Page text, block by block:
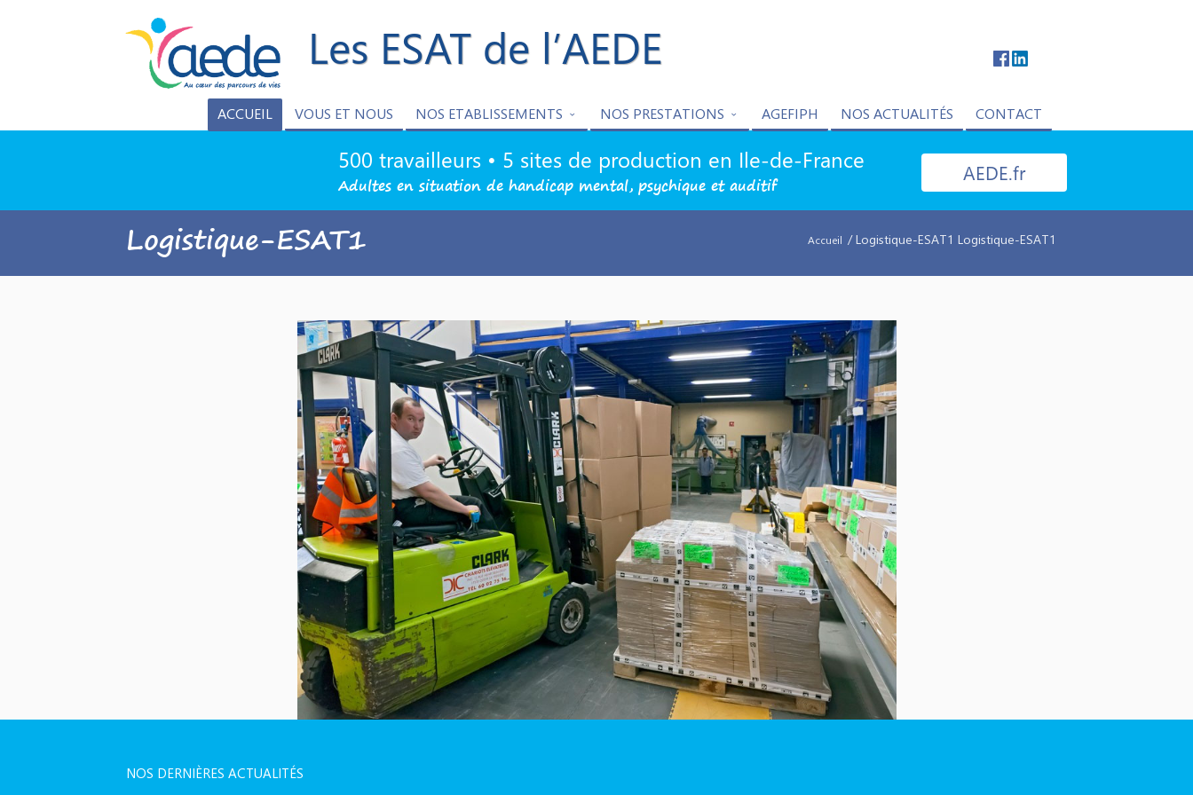
Les ESAT de l’AEDE
ACCUEIL VOUS ET NOUS NOS ETABLISSEMENTS NOS PRESTATIONS AGEFIPH NOS ACTUALITÉS CONTACT
500 travailleurs • 5 sites de production en Ile-de-France
Adultes en situation de handicap mental, psychique et auditif AEDE.fr
Logistique-ESAT1 Accueil / Logistique-ESAT1 Logistique-ESAT1
NOS DERNIÈRES ACTUALITÉS